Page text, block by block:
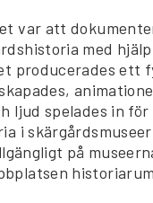
var att
med
producerades ett
ljud spelades in
i
på